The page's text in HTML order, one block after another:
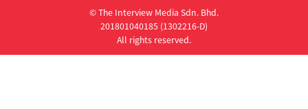
© The Interview Media Sdn. Bhd.
201801040185 (1302216­-D)
All rights reserved.